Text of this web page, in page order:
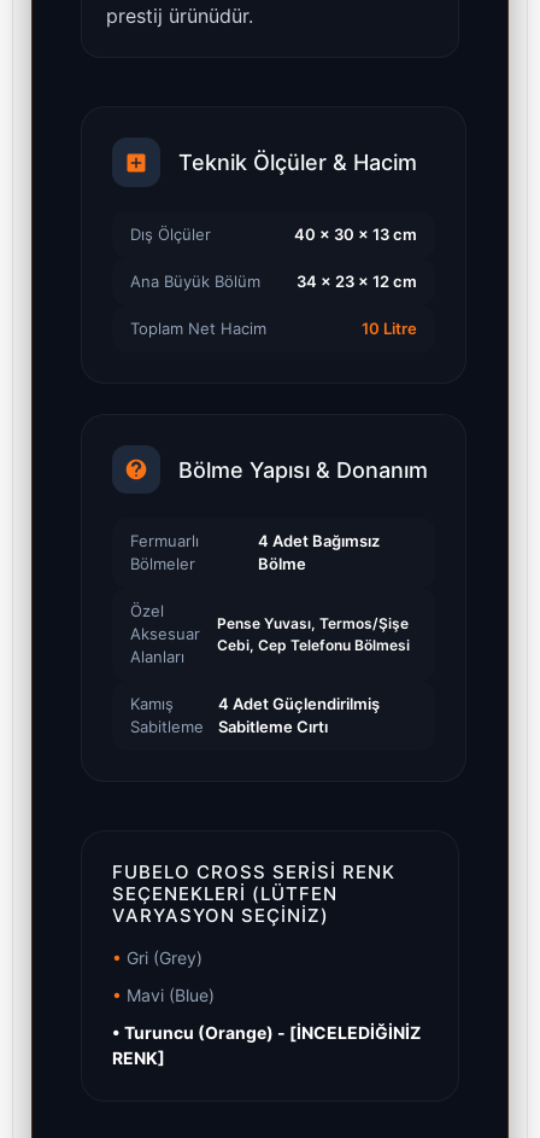
prestij ürünüdür.
Teknik Ölçüler & Hacim
Dış Ölçüler 40 × 30 × 13 cm
Ana Büyük Bölüm 34 × 23 × 12 cm
Toplam Net Hacim 10 Litre
Bölme Yapısı & Donanım
Fermuarlı
Bölmeler
4 Adet Bağımsız
Bölme
Özel
Aksesuar
Alanları
Pense Yuvası, Termos/Şişe
Cebi, Cep Telefonu Bölmesi
Kamış
Sabitleme
4 Adet Güçlendirilmiş
Sabitleme Cırtı
FUBELO CROSS SERISI RENK
SEÇENEKLERI (LÜTFEN
VARYASYON SEÇINIZ)
• Gri (Grey)
• Mavi (Blue)
• Turuncu (Orange) - [İNCELEDİĞİNİZ
RENK]